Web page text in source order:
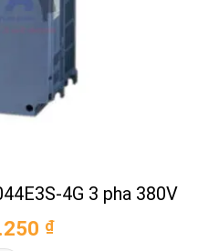
4G 3 pha 380V
₫